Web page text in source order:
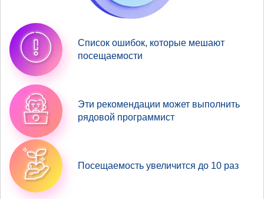
Список ошибок, которые мешают
посещаемости
Эти рекомендации может выполнить
рядовой программист
Посещаемость увеличится до 10 раз